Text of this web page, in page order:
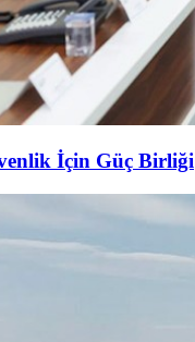
İçin Güç Birliği